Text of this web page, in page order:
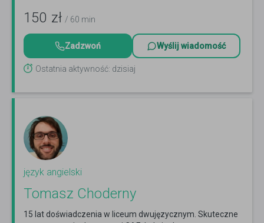
150 zł / 60 min
Zadzwoń Wyślij wiadomość
Ostatnia aktywność: dzisiaj
język angielski
Tomasz Choderny
15 lat doświadczenia w liceum dwujęzycznym. Skuteczne